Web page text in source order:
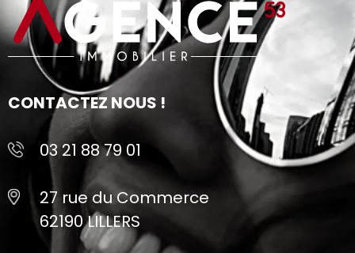
CONTACTEZ NOUS !
03 21 88 79 01
27 rue du Commerce
62190 LILLERS